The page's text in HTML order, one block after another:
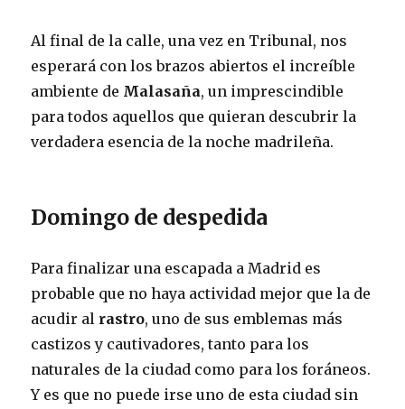
Al final de la calle, una vez en Tribunal, nos
esperará con los brazos abiertos el increíble
ambiente de Malasaña, un imprescindible
para todos aquellos que quieran descubrir la
verdadera esencia de la noche madrileña.
Domingo de despedida
Para finalizar una escapada a Madrid es
probable que no haya actividad mejor que la de
acudir al rastro, uno de sus emblemas más
castizos y cautivadores, tanto para los
naturales de la ciudad como para los foráneos.
Y es que no puede irse uno de esta ciudad sin